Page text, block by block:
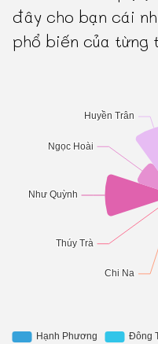
đây cho bạn cái
phổ biến của từng